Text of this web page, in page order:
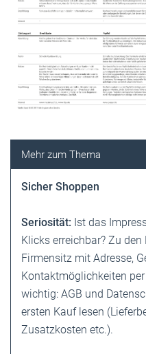
Sicher Shoppen
Seriosität: Ist das
Klicks erreichbar? Zu
Firmensitz mit Adresse,
Kontaktmöglichkeiten
wichtig: AGB und
ersten Kauf lesen
Zusatzkosten etc.).